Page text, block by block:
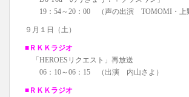
19：54～20：00 （声の出演 TOMOMI・上
９月１日（土）
■ＲＫＫラジオ
「HEROESリクエスト」再放送
06：10～06：15 （出演 内山さよ）
■ＲＫＫラジオ